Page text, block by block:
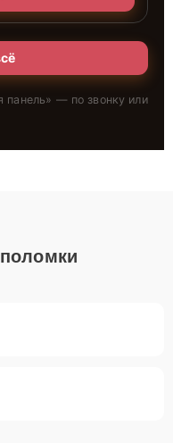
панель» — по звонку или